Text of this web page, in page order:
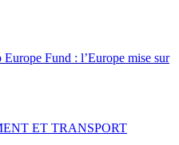
Fund : l’Europe mise sur
ET TRANSPORT